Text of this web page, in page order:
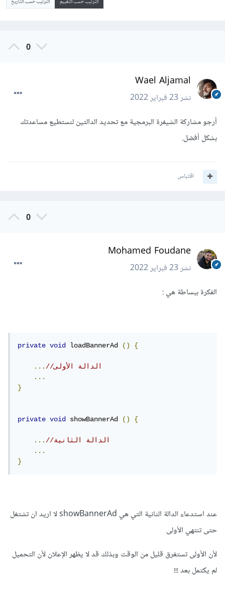
الترتيب حسب التقييم الترتيب حسب التاريخ
0
Wael Aljamal
نشر23 فبراير 2022
أرجو مشاركة الشيفرة البرمجية مع تحديد الدالتين لنستطيع مساعدتك
بشكل أفضل.
اقتباس
0
Mohamed Foudane
نشر23 فبراير 2022
الفكرة ببساطة هي :
private void loadBannerAd () {
...
//الدالة الأولى
...
}
private void showBannerAd () {
...
//الدالة الثانية
...
}
عند استدعاء الدالة الثانية التي هي showBannerAd لا اريد ان تشتغل
حتى تنتهي الأولى
لأن الأولى تستغرق قليل من الوقت وبذلك قد لا يظهر الإعلان لأن التحميل
لم يكتمل بعد !!!